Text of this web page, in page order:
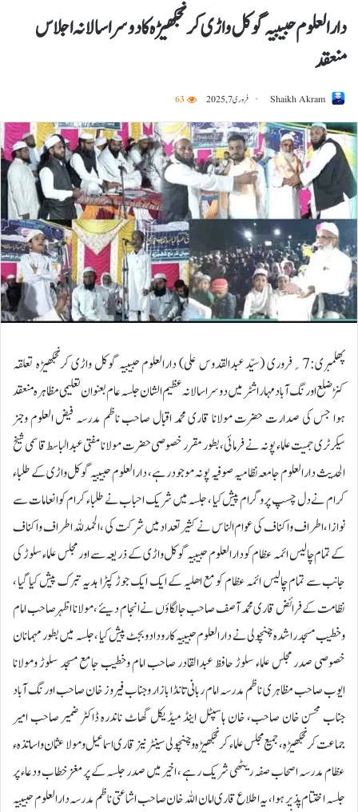
دارالعلوم حبیبیہ گوکل واڑی کرنجکھیڑہ کا دوسرا سالانہ اجلاس
منعقد
Shaikh Akram فروری 7, 2025 63
پھلمبری:7؍فروری (سیّد عبدالقدوس علی) دارالعلوم حبیبیہ گوکل واڑی کرنجکھیڑہ تعلقہ
کنڑضلع اورنگ آباد مہاراشٹر میں دوسرا سالانہ عظیم الشان جلسہ عام بعنوان تعلیمی مظاہرہ منعقد
ہوا جس کی صدارت حضرت مولانا قاری محمد اقبال صاحب ناظم مدرسہ فیض العلوم وجنر
سیکرٹری جمیت علماء پونہ نے فرمائی، بطور مقرر خصوصی حضرت مولانا مفتی عبدالباسط قاسمی شیخ
الحدیث دارالعلوم جامعہ نظامیہ صوفیہ پونہ موجود رہے، دارالعلوم حبیبیہ گوکل واڑی کے طلباء
کرام نے دل چسپ پروگرام پیش کیا ، جلسہ میں شریک احباب نے طلباء کرام کو انعامات سے
نوازا ، اطراف واکناف کی عوام الناس نے کثیر تعداد میں شرکت کی ، الحمدللہ اطراف واکناف
کے تمام چالیس ائمہ عظام کو دارالعلوم حبیبیہ گوکل واڑی کے ذریعہ سے اور مجلس علماء سلوڑ کی
جانب سے تمام چالیس ائمہ عظام کو مع اھلیہ کے ایک ایک جوڑ کپڑا ہدیہ تبرک پیش کیا گیا ،
نظامت کے فرائض قاری محمد آصف صاحب جالگاؤں نے انجام دیئے ، مولانا اظہر صاحب امام
وخطیب مسجد راشدہ چنچولی نے دارالعلوم حبیبیہ کا رودادوبجٹ پیش کیا ، جلسہ میں بطور مہمانان
خصوصی صدر مجلس علماء سلوڑ حافظ عبدالقادر صاحب امام وخطیب جامع مسجد سلوڑ ومولانا
ایوب صاحب مظاہری ناظم مدرسہ امام ربانی تانڈا بازار وجناب فیروز خان صاحب اورنگ آباد
جناب محسن خان صاحب، خان ہاسپٹل اینڈ میڈیکل گھاٹ ناندرہ ڈاکٹر ضمیر صاحب امیر
جماعت کرنجکھیڑہ، جمیع مجلس علماء کرنجکھیڑہ وچنچولی سینٹر نیز قاری اسماعیل ومولا عثمان واساتذہء
عظام مدرسہ اصحاب صفہ ریٹھی شریک رہے ، اخیر میں صدر جلسہ کے پر مغز خطاب ودعاء پر
جلسہ اختتام پذیر ہوا ، یہ اطلاع قاری امان اللہ خان صاحب اشاعتی ناظم مدرسہ دارالعلوم حبیبیہ